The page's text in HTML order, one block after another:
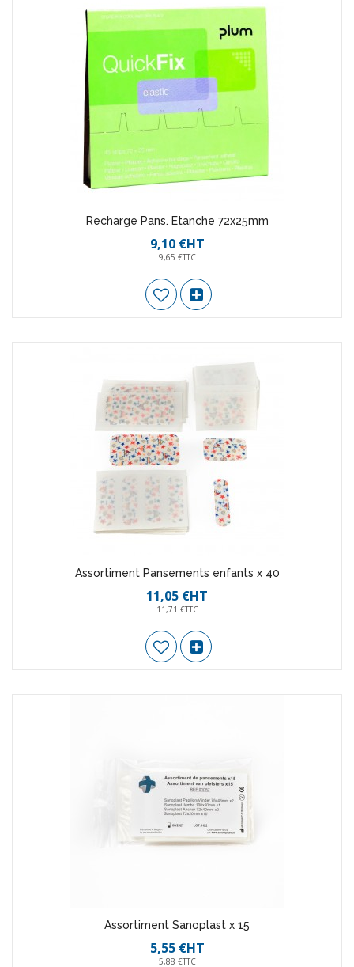
Recharge Pans. Etanche 72x25mm
9,10 €HT
9,65 €TTC
Assortiment Pansements enfants x 40
11,05 €HT
11,71 €TTC
Assortiment Sanoplast x 15
5,55 €HT
5,88 €TTC